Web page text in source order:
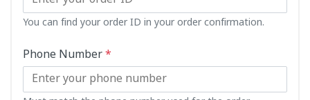
You can find your order ID in your order confirmation.
Phone Number*